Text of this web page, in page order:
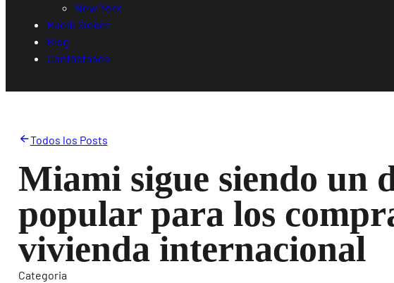
New York
Ruedi Sieber
Blog
Contáctanos
Todos los Posts
Miami sigue siendo un
popular para los
vivienda internacional
Categoria